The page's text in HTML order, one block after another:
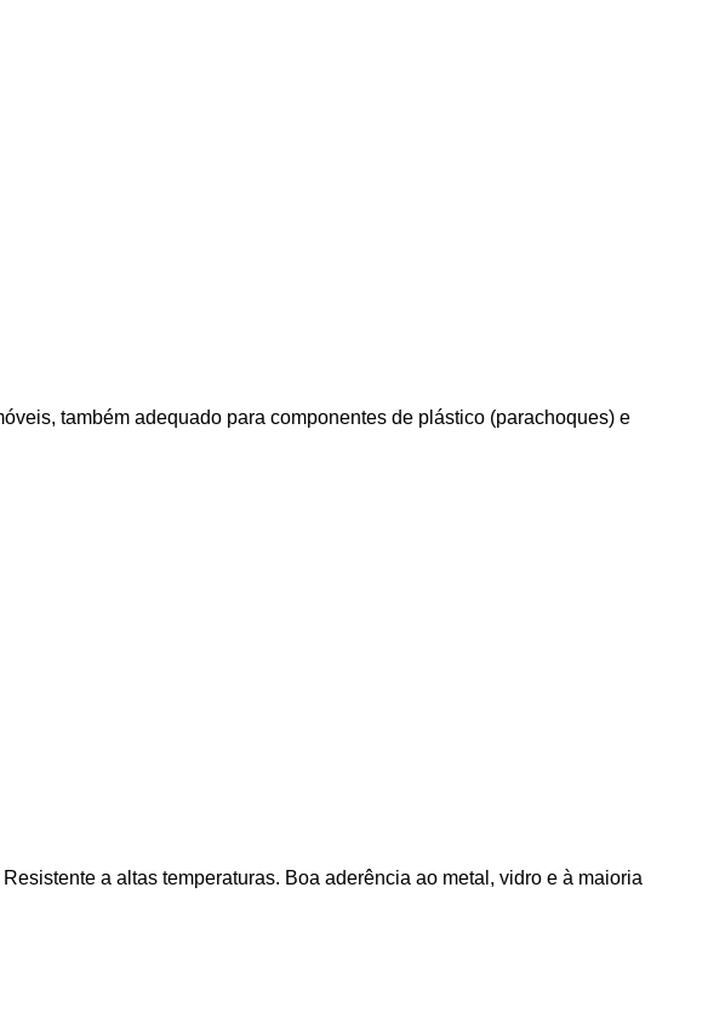
também adequado para componentes de plástico (parachoques) e
a altas temperaturas. Boa aderência ao metal, vidro e à maioria